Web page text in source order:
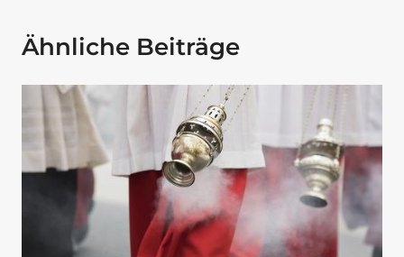
Ähnliche Beiträge